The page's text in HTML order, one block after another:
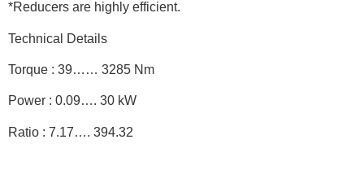
*Reducers are highly efficient.
Technical Details
Torque : 39…… 3285 Nm
Power : 0.09…. 30 kW
Ratio : 7.17…. 394.32